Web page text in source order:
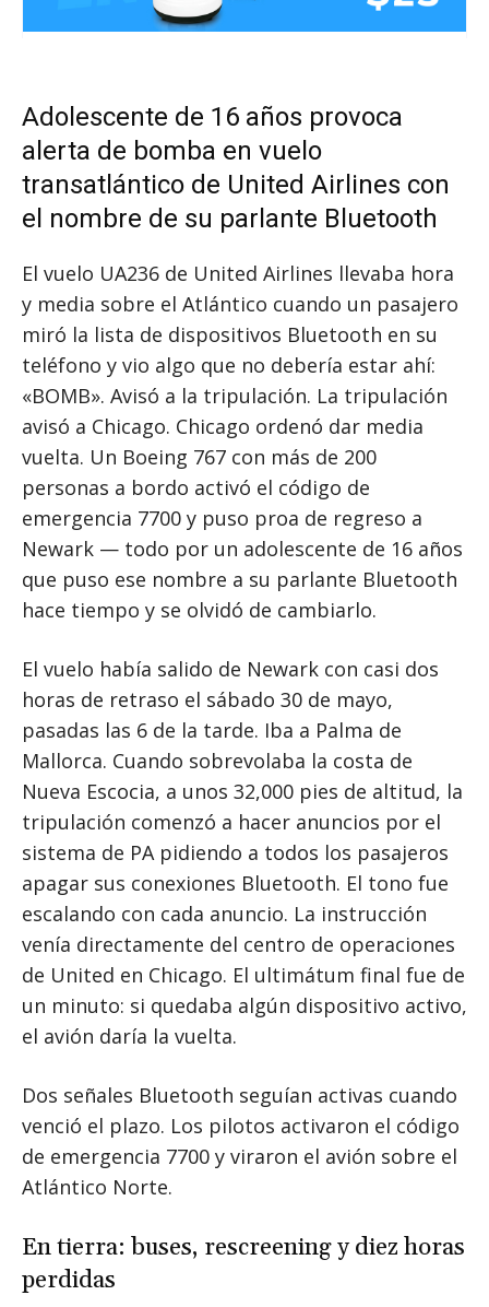
Adolescente de 16 años provoca
alerta de bomba en vuelo
transatlántico de United Airlines con
el nombre de su parlante Bluetooth
El vuelo UA236 de United Airlines llevaba hora
y media sobre el Atlántico cuando un pasajero
miró la lista de dispositivos Bluetooth en su
teléfono y vio algo que no debería estar ahí:
«BOMB». Avisó a la tripulación. La tripulación
avisó a Chicago. Chicago ordenó dar media
vuelta. Un Boeing 767 con más de 200
personas a bordo activó el código de
emergencia 7700 y puso proa de regreso a
Newark — todo por un adolescente de 16 años
que puso ese nombre a su parlante Bluetooth
hace tiempo y se olvidó de cambiarlo.
El vuelo había salido de Newark con casi dos
horas de retraso el sábado 30 de mayo,
pasadas las 6 de la tarde. Iba a Palma de
Mallorca. Cuando sobrevolaba la costa de
Nueva Escocia, a unos 32,000 pies de altitud, la
tripulación comenzó a hacer anuncios por el
sistema de PA pidiendo a todos los pasajeros
apagar sus conexiones Bluetooth. El tono fue
escalando con cada anuncio. La instrucción
venía directamente del centro de operaciones
de United en Chicago. El ultimátum final fue de
un minuto: si quedaba algún dispositivo activo,
el avión daría la vuelta.
Dos señales Bluetooth seguían activas cuando
venció el plazo. Los pilotos activaron el código
de emergencia 7700 y viraron el avión sobre el
Atlántico Norte.
En tierra: buses, rescreening y diez horas
perdidas